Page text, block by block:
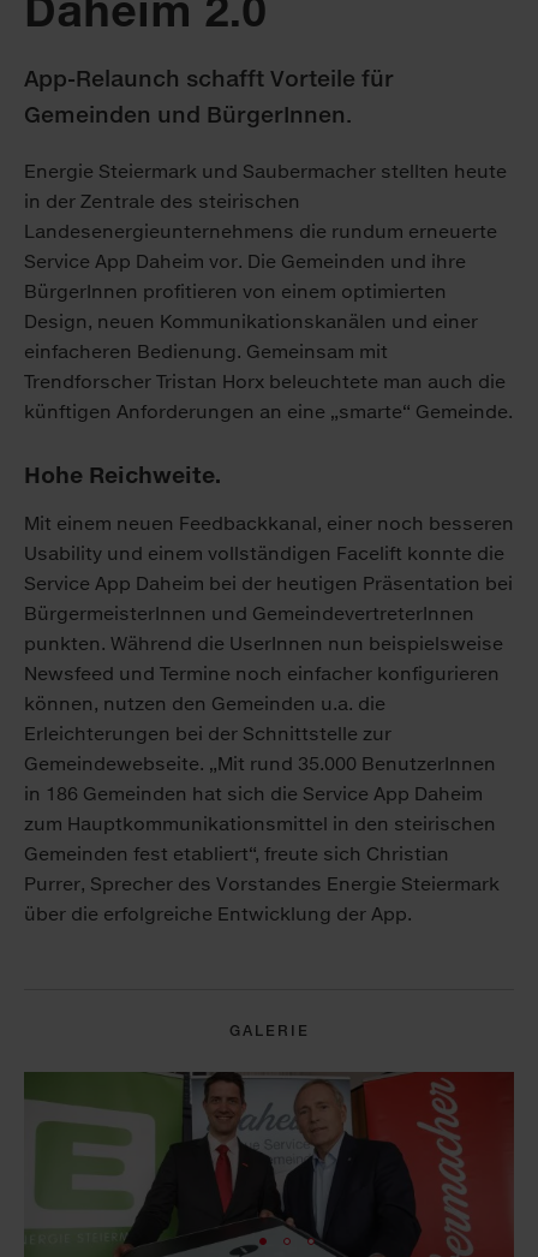
Daheim 2.0
App-Relaunch schafft Vorteile für
Gemeinden und BürgerInnen.
Energie Steiermark und Saubermacher stellten heute
in der Zentrale des steirischen
Landesenergieunternehmens die rundum erneuerte
Service App Daheim vor. Die Gemeinden und ihre
BürgerInnen profitieren von einem optimierten
Design, neuen Kommunikationskanälen und einer
einfacheren Bedienung. Gemeinsam mit
Trendforscher Tristan Horx beleuchtete man auch die
künftigen Anforderungen an eine „smarte“ Gemeinde.
Hohe Reichweite.
Mit einem neuen Feedbackkanal, einer noch besseren
Usability und einem vollständigen Facelift konnte die
Service App Daheim bei der heutigen Präsentation bei
BürgermeisterInnen und GemeindevertreterInnen
punkten. Während die UserInnen nun beispielsweise
Newsfeed und Termine noch einfacher konfigurieren
können, nutzen den Gemeinden u.a. die
Erleichterungen bei der Schnittstelle zur
Gemeindewebseite. „Mit rund 35.000 BenutzerInnen
in 186 Gemeinden hat sich die Service App Daheim
zum Hauptkommunikationsmittel in den steirischen
Gemeinden fest etabliert“, freute sich Christian
Purrer, Sprecher des Vorstandes Energie Steiermark
über die erfolgreiche Entwicklung der App.
GALERIE